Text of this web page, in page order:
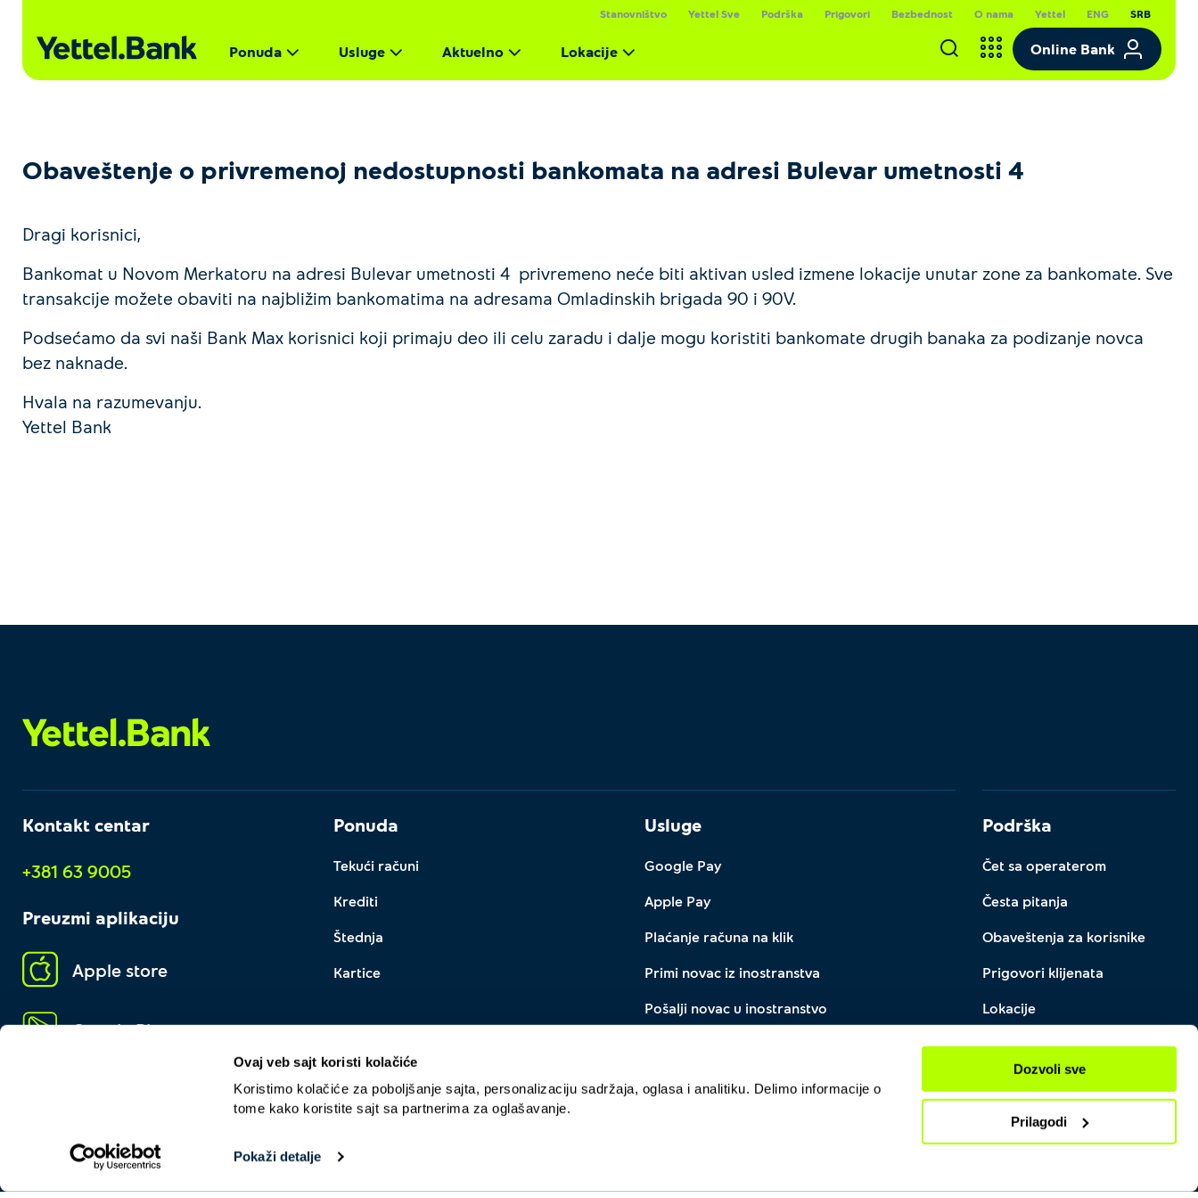
Ovaj veb sajt koristi kolačiće
Koristimo kolačiće za poboljšanje sajta, personalizaciju sadržaja, oglasa i analitiku. Delimo informacije o
tome kako koristite sajt sa partnerima za oglašavanje.
Pokaži detalje
Dozvoli sve
Prilagodi
Stanovništvo Yettel Sve Podrška Prigovori Bezbednost O nama Yettel ENG SRB
Ponuda Usluge Aktuelno Lokacije Online Bank
Obaveštenje o privremenoj nedostupnosti bankomata na adresi Bulevar umetnosti 4
Dragi korisnici,
Bankomat u Novom Merkatoru na adresi Bulevar umetnosti 4 privremeno neće biti aktivan usled izmene lokacije unutar zone za bankomate. Sve
transakcije možete obaviti na najbližim bankomatima na adresama Omladinskih brigada 90 i 90V.
Podsećamo da svi naši Bank Max korisnici koji primaju deo ili celu zaradu i dalje mogu koristiti bankomate drugih banaka za podizanje novca
bez naknade.
Hvala na razumevanju.
Yettel Bank
Kontakt centar
+381 63 9005
Preuzmi aplikaciju
Apple store
Google Play
Ponuda
Tekući računi
Krediti
Štednja
Kartice
Usluge
Google Pay
Apple Pay
Plaćanje računa na klik
Primi novac iz inostranstva
Pošalji novac u inostranstvo
Podrška
Čet sa operaterom
Česta pitanja
Obaveštenja za korisnike
Prigovori klijenata
Lokacije